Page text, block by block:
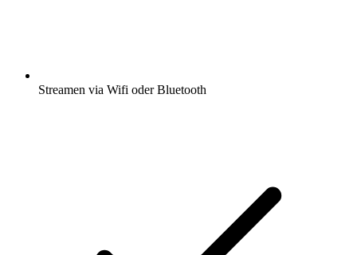
Streamen via Wifi oder Bluetooth